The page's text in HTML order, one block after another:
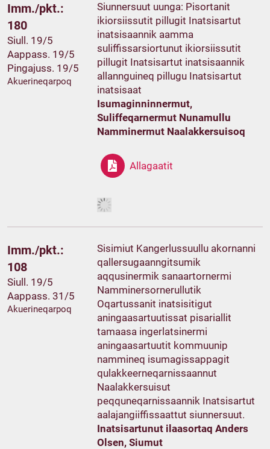
Imm./pkt.:
180
Siull. 19/5
Aappass. 19/5
Pingajuss. 19/5
Akuerineqarpoq
Siunnersuut uunga: Pisortanit
ikiorsiissutit pillugit Inatsisartut
inatsisaannik aamma
suliffissarsiortunut ikiorsiissutit
pillugit Inatsisartut inatsisaannik
allannguineq pillugu Inatsisartut
inatsisaat
Isumaginninnermut,
Suliffeqarnermut Nunamullu
Namminermut Naalakkersuisoq
Allagaatit
Imm./pkt.:
108
Siull. 19/5
Aappass. 31/5
Akuerineqarpoq
Sisimiut Kangerlussuullu akornanni
qallersugaanngitsumik
aqqusinermik sanaartornermi
Namminersornerullutik
Oqartussanit inatsisitigut
aningaasartuutissat pisariallit
tamaasa ingerlatsinermi
aningaasartuutit kommuunip
nammineq isumagissappagit
qulakkeerneqarnissaannut
Naalakkersuisut
peqquneqarnissaannik Inatsisartut
aalajangiiffissaattut siunnersuut.
Inatsisartunut ilaasortaq Anders
Olsen, Siumut